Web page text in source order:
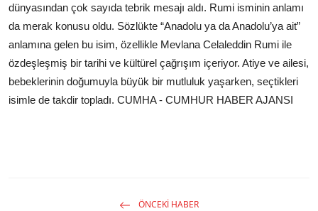
dünyasından çok sayıda tebrik mesajı aldı. Rumi isminin anlamı
da merak konusu oldu. Sözlükte “Anadolu ya da Anadolu’ya ait”
anlamına gelen bu isim, özellikle Mevlana Celaleddin Rumi ile
özdeşleşmiş bir tarihi ve kültürel çağrışım içeriyor. Atiye ve ailesi,
bebeklerinin doğumuyla büyük bir mutluluk yaşarken, seçtikleri
isimle de takdir topladı. CUMHA - CUMHUR HABER AJANSI
ÖNCEKI HABER